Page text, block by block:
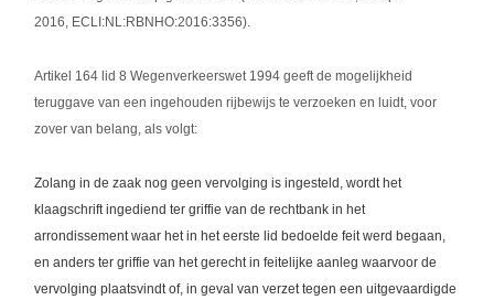
2016, ECLI:NL:RBNHO:2016:3356).
Artikel 164 lid 8 Wegenverkeerswet 1994 geeft de mogelijkheid
teruggave van een ingehouden rijbewijs te verzoeken en luidt, voor
zover van belang, als volgt:
Zolang in de zaak nog geen vervolging is ingesteld, wordt het
klaagschrift ingediend ter griffie van de rechtbank in het
arrondissement waar het in het eerste lid bedoelde feit werd begaan,
en anders ter griffie van het gerecht in feitelijke aanleg waarvoor de
vervolging plaatsvindt of, in geval van verzet tegen een uitgevaardigde